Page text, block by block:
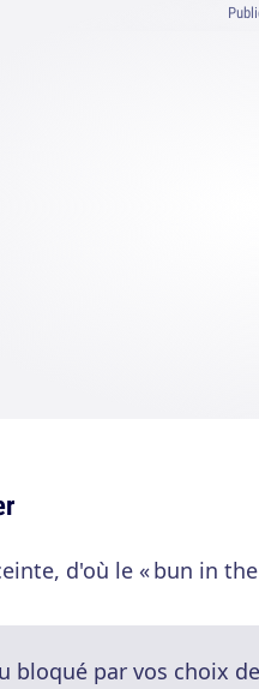
d'où le « bun in
bloqué par vos choix